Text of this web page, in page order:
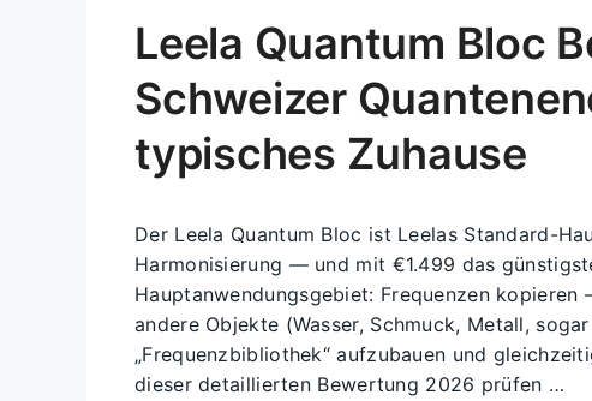
Leela Quantum Bloc
Schweizer
typisches Zuhause
Der Leela Quantum Bloc ist Leelas Standard-
Harmonisierung — und mit €1.499 das
Hauptanwendungsgebiet: Frequenzen
andere Objekte (Wasser, Schmuck, Metall,
„Frequenzbibliothek“ aufzubauen und
dieser detaillierten Bewertung 2026 prüfen …